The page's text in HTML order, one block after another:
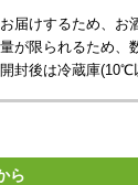
届けするため、お
が限られるため、
封後は冷蔵庫(10℃
ら